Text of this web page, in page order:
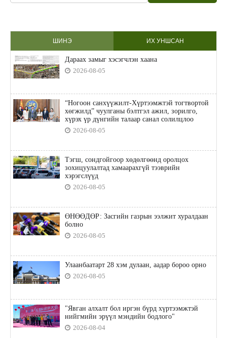
ШИНЭ ИХ УНШСАН
Дараах замыг хэсэгчлэн хаана
2026-08-05
“Ногоон санхүүжилт-Хүртээмжтэй тогтвортой
хөгжилд” чуулганы бэлтгэл ажил, зорилго,
хүрэх үр дүнгийн талаар санал солилцлоо
2026-08-05
Тэгш, сондгойгоор хөдөлгөөнд оролцох
зохицуулалтад хамаарахгүй тээврийн
хэрэгслүүд
2026-08-05
ӨНӨӨДӨР: Засгийн газрын ээлжит хуралдаан
болно
2026-08-05
Улаанбаатарт 28 хэм дулаан, аадар бороо орно
2026-08-05
"Явган алхалт бол иргэн бүрд хүртээмжтэй
нийгмийн эрүүл мэндийн бодлого"
2026-08-04